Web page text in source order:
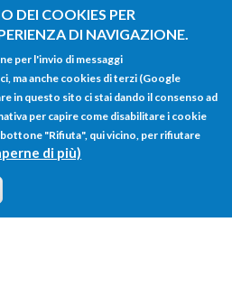
DEI COOKIES PER
DI NAVIGAZIONE.
per l'invio di messaggi
ma anche cookies di terzi (Google
in questo sito ci stai dando il consenso ad
per capire come disabilitare i cookie
"Rifiuta", qui vicino, per rifiutare
di più)